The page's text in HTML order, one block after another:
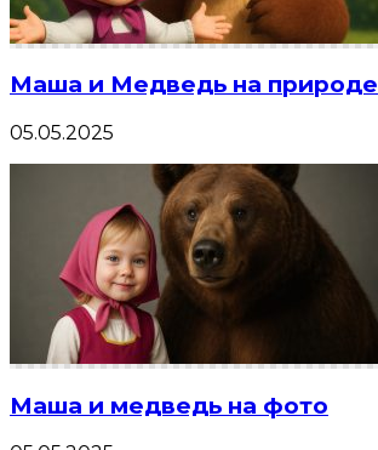
Маша и Медведь на природе
05.05.2025
Маша и медведь на фото